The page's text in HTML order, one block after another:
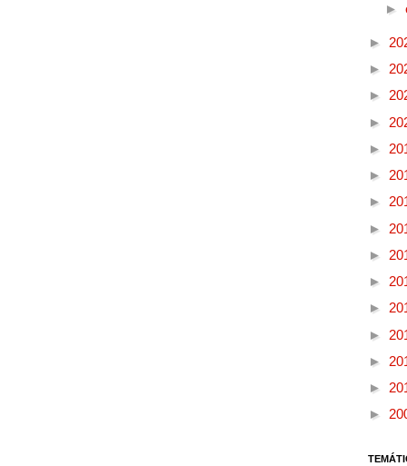
►
►
►
►
►
►
►
►
►
►
►
►
►
►
►
►